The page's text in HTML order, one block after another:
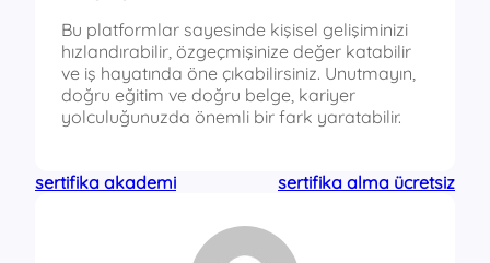
Bu platformlar sayesinde kişisel gelişiminizi
hızlandırabilir, özgeçmişinize değer katabilir
ve iş hayatında öne çıkabilirsiniz. Unutmayın,
doğru eğitim ve doğru belge, kariyer
yolculuğunuzda önemli bir fark yaratabilir.
sertifika akademi sertifika alma ücretsiz